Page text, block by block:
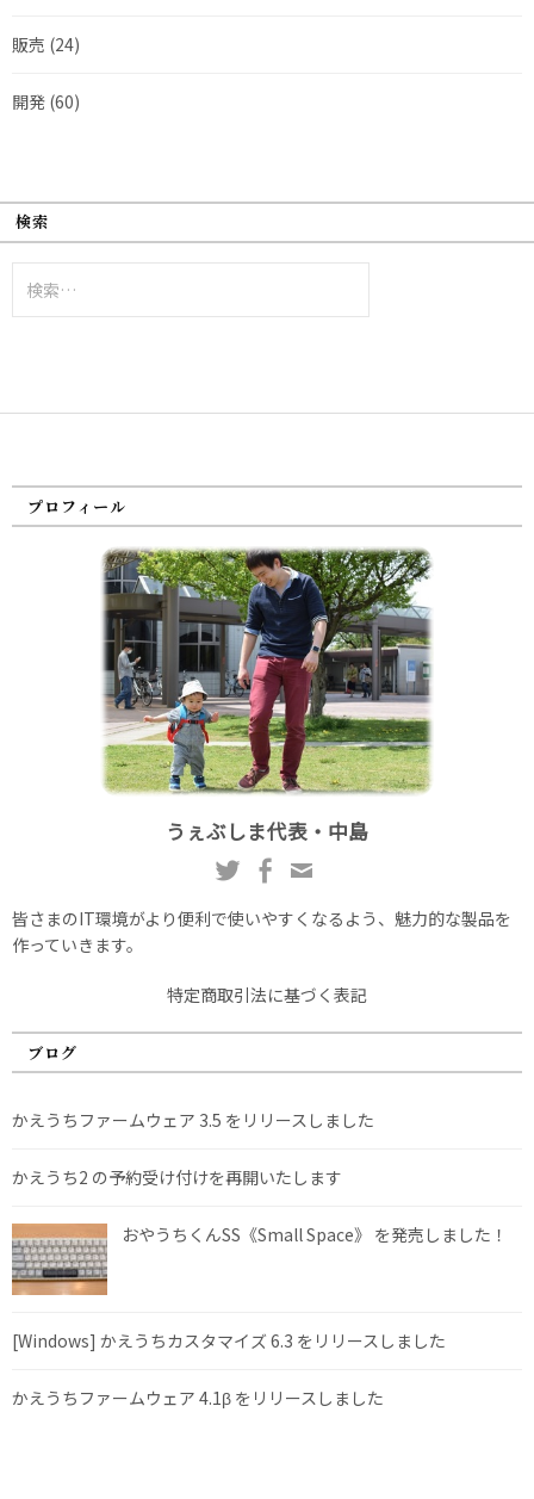
販売 (24)
開発 (60)
検索
索:
プロフィール
うぇぶしま代表・中島
皆さまのIT環境がより便利で使いやすくなるよう、魅力的な製品を
作っていきます。
特定商取引法に基づく表記
ブログ
かえうちファームウェア 3.5 をリリースしました
かえうち2 の予約受け付けを再開いたします
おやうちくんSS《Small Space》 を発売しました！
[Windows] かえうちカスタマイズ 6.3 をリリースしました
かえうちファームウェア 4.1β をリリースしました